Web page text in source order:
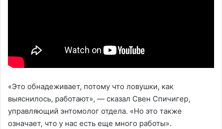
«Это обнадеживает, потому что ловушки, как
выяснилось, работают», — сказал Свен Спичигер,
управляющий энтомолог отдела. «Но это также
означает, что у нас есть еще много работы».